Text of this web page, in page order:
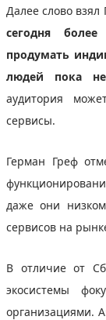
Далее слово
сегодня
продумать
людей пока не
аудитория
сервисы.
Герман Греф
даже они
сервисов на
В отличие от
экосистемы
организациями.